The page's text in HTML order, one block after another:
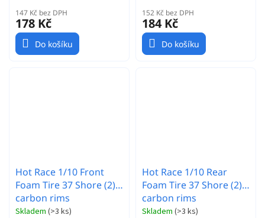
147 Kč bez DPH
178 Kč
Do košíku
152 Kč bez DPH
184 Kč
Do košíku
Hot Race 1/10 Front
Foam Tire 37 Shore (2) -
carbon rims
Skladem (>3 ks)
Hot Race 1/10 Rear
Foam Tire 37 Shore (2) -
carbon rims
Skladem (>3 ks)